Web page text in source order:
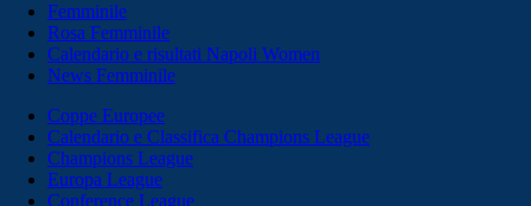
Femminile
Rosa Femminile
Calendario e risultati Napoli Women
News Femminile
Coppe Europee
Calendario e Classifica Champions League
Champions League
Europa League
Conference League